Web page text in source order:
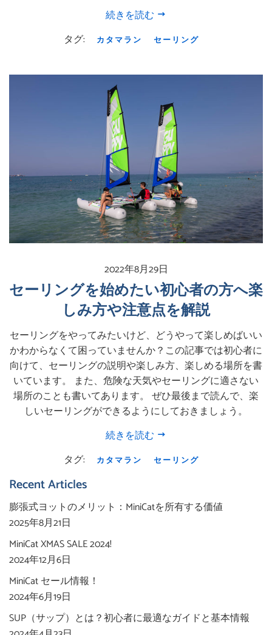
続きを読む
タグ:
カタマラン セーリング
2022年8月29日
セーリングを始めたい初心者の方へ楽
しみ方や注意点を解説
セーリングをやってみたいけど、どうやって楽しめばいい
かわからなくて困っていませんか？この記事では初心者に
向けて、セーリングの説明や楽しみ方、楽しめる場所を書
いています。 また、危険な天気やセーリングに適さない
場所のことも書いてあります。 ぜひ最後まで読んで、楽
しいセーリングができるようにしておきましょう。
続きを読む
タグ:
カタマラン セーリング
Recent Articles
膨張式ヨットのメリット：MiniCatを所有する価値
2025年8月21日
MiniCat XMAS SALE 2024!
2024年12月6日
MiniCat セール情報！
2024年6月19日
SUP（サップ）とは？初心者に最適なガイドと基本情報